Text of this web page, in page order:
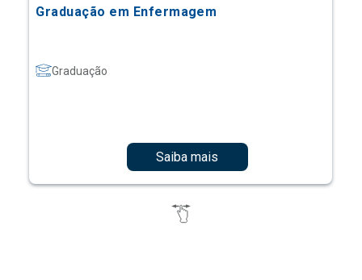
Graduação em Enfermagem
Graduação
Saiba mais